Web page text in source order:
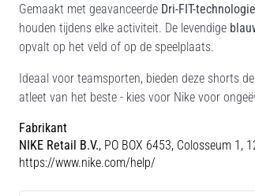
Gemaakt met geavanceerde Dri-FIT-technologie
houden tijdens elke activiteit. De levendige
opvalt op het veld of op de speelplaats.
Ideaal voor teamsporten, bieden deze shorts
atleet van het beste - kies voor Nike voor
Fabrikant
NIKE Retail B.V., PO BOX 6453, Colosseum 1,
https://www.nike.com/help/